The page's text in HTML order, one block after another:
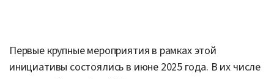
Первые крупные мероприятия в рамках этой
инициативы состоялись в июне 2025 года. В их числе